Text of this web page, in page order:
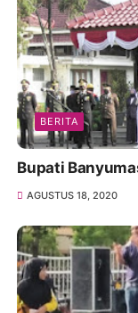
BERITA
Bupati
AGUSTUS 18, 2020